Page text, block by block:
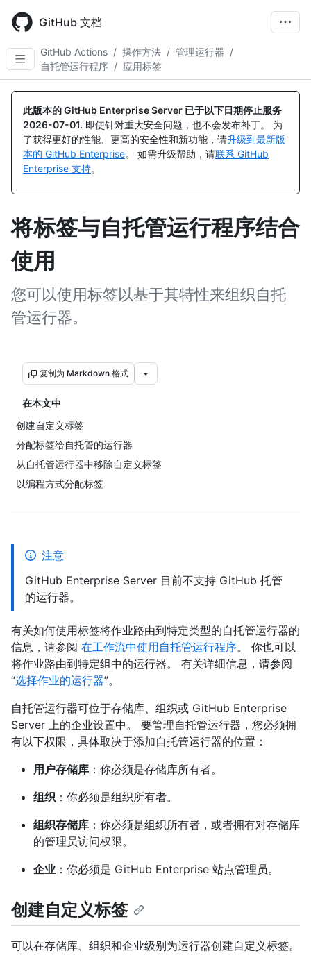
main
content
GitHub 文档
GitHub Actions / 操作方法 / 管理运行器 /
自托管运行程序 / 应用标签
此版本的 GitHub Enterprise Server 已于以下日期停止服务
2026-07-01. 即使针对重大安全问题，也不会发布补丁。 为
了获得更好的性能、更高的安全性和新功能，请升级到最新版
本的 GitHub Enterprise。 如需升级帮助，请联系 GitHub
Enterprise 支持。
将标签与自托管运行程序结合
使用
您可以使用标签以基于其特性来组织自托
管运行器。
复制为 Markdown 格式
在本文中
创建自定义标签
分配标签给自托管的运行器
从自托管运行器中移除自定义标签
以编程方式分配标签
注意
GitHub Enterprise Server 目前不支持 GitHub 托管
的运行器。
有关如何使用标签将作业路由到特定类型的自托管运行器的
信息，请参阅 在工作流中使用自托管运行程序。 你也可以
将作业路由到特定组中的运行器。 有关详细信息，请参阅
“选择作业的运行器”。
自托管运行器可位于存储库、组织或 GitHub Enterprise
Server 上的企业设置中。 要管理自托管运行器，您必须拥
有以下权限，具体取决于添加自托管运行器的位置：
用户存储库 ：你必须是存储库所有者。
组织 ：你必须是组织所有者。
组织存储库 ：你必须是组织所有者，或者拥有对存储库
的管理员访问权限。
企业 ：你必须是 GitHub Enterprise 站点管理员。
创建自定义标签
可以在存储库、组织和企业级别为运行器创建自定义标签。